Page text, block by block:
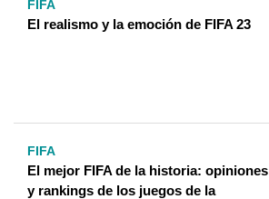
FIFA
El realismo y la emoción de FIFA 23
FIFA
El mejor FIFA de la historia: opiniones
y rankings de los juegos de la